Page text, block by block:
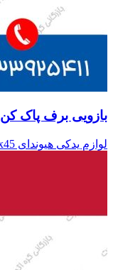
بازویی برف پاک کن ix45
لوازم یدکی هیوندای ix45